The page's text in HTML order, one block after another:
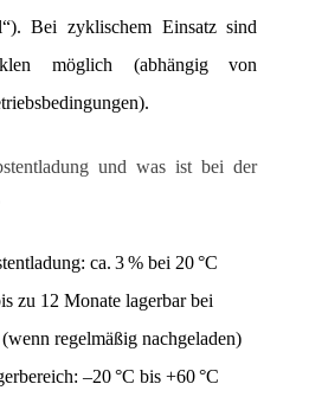
Bei zyklischem Einsatz sind
möglich (abhängig von
und was ist bei der
ca. 3 % bei 20 °C
zu 12 Monate lagerbar bei
regelmäßig nachgeladen)
–20 °C bis +60 °C